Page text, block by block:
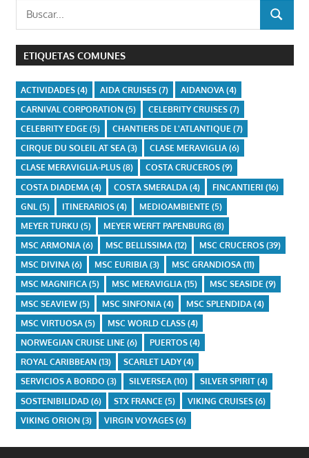
Buscar:
BUSCAR
ETIQUETAS COMUNES
ACTIVIDADES(4) AIDA CRUISES(7) AIDANOVA(4)
CARNIVAL CORPORATION(5) CELEBRITY CRUISES(7)
CELEBRITY EDGE (5) CHANTIERS DE L'ATLANTIQUE (7)
CIRQUE DU SOLEIL AT SEA(3) CLASE MERAVIGLIA(6)
CLASE MERAVIGLIA-PLUS(8) COSTA CRUCEROS(9)
COSTA DIADEMA(4) COSTA SMERALDA(4) FINCANTIERI (16)
GNL (5) ITINERARIOS(4) MEDIOAMBIENTE (5)
MEYER TURKU (5) MEYER WERFT PAPENBURG (8)
MSC ARMONIA(6) MSC BELLISSIMA(12) MSC CRUCEROS(39)
MSC DIVINA(6) MSC EURIBIA(3) MSC GRANDIOSA(11)
MSC MAGNIFICA(5) MSC MERAVIGLIA(15) MSC SEASIDE(9)
MSC SEAVIEW(5) MSC SINFONIA(4) MSC SPLENDIDA(4)
MSC VIRTUOSA(5) MSC WORLD CLASS(4)
NORWEGIAN CRUISE LINE(6) PUERTOS(4)
ROYAL CARIBBEAN(13) SCARLET LADY(4)
SERVICIOS A BORDO (3) SILVERSEA(10) SILVER SPIRIT(4)
SOSTENIBILIDAD(6) STX FRANCE (5) VIKING CRUISES(6)
VIKING ORION(3) VIRGIN VOYAGES(6)